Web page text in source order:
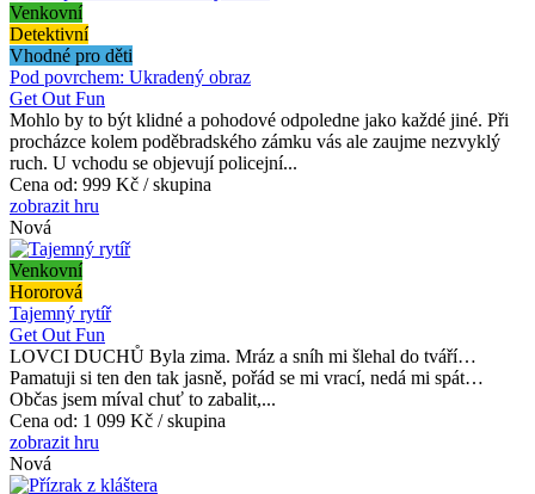
Venkovní
Detektivní
Vhodné pro děti
Pod povrchem: Ukradený obraz
Get Out Fun
Mohlo by to být klidné a pohodové odpoledne jako každé jiné. Při
procházce kolem poděbradského zámku vás ale zaujme nezvyklý
ruch. U vchodu se objevují policejní...
Cena od: 999 Kč / skupina
zobrazit hru
Nová
Venkovní
Hororová
Tajemný rytíř
Get Out Fun
LOVCI DUCHŮ Byla zima. Mráz a sníh mi šlehal do tváří…
Pamatuji si ten den tak jasně, pořád se mi vrací, nedá mi spát…
Občas jsem míval chuť to zabalit,...
Cena od: 1 099 Kč / skupina
zobrazit hru
Nová